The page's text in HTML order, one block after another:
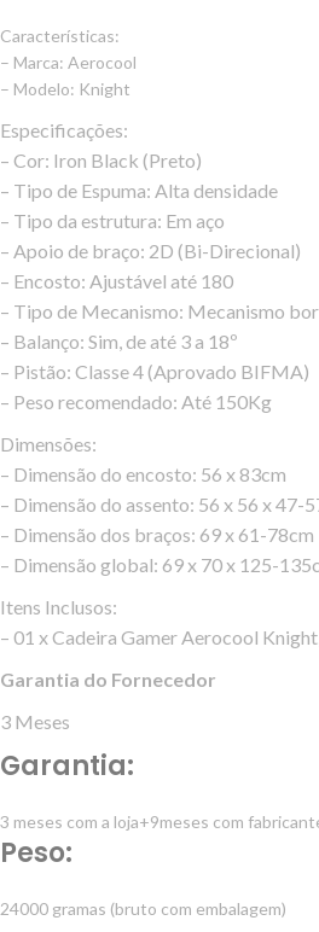
Características:
– Marca: Aerocool
– Modelo: Knight
Especificações:
– Cor: Iron Black (Preto)
– Tipo de Espuma: Alta densidade
– Tipo da estrutura: Em aço
– Apoio de braço: 2D (Bi-Direcional)
– Encosto: Ajustável até 180
– Tipo de Mecanismo: Mecanismo
– Balanço: Sim, de até 3 a 18º
– Pistão: Classe 4 (Aprovado BIFMA)
– Peso recomendado: Até 150Kg
Dimensões:
– Dimensão do encosto: 56 x 83cm
– Dimensão do assento: 56 x 56 x 47-
– Dimensão dos braços: 69 x 61-78cm
– Dimensão global: 69 x 70 x 125-
Itens Inclusos:
– 01 x Cadeira Gamer Aerocool
Garantia do Fornecedor
3 Meses
Garantia:
3 meses com a loja+9meses com
Peso:
24000 gramas (bruto com embalagem)